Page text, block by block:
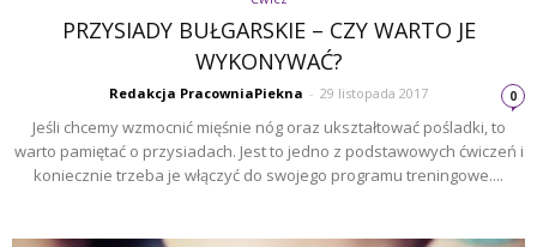
PRZYSIADY BUŁGARSKIE – CZY WARTO JE
WYKONYWAĆ?
Redakcja PracowniaPiekna - 29 listopada 2017 0
Jeśli chcemy wzmocnić mięśnie nóg oraz ukształtować pośladki, to
warto pamiętać o przysiadach. Jest to jedno z podstawowych ćwiczeń i
koniecznie trzeba je włączyć do swojego programu treningowe....